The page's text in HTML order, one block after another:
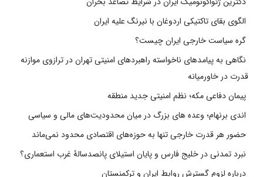
الگوی بقای تاکتیکی اردوغان با نیرنگ علیه ایران
گره سیاست خارجی ایران چیست؟
نگاهی به پیامدهای ناخواسته راهبردهای امنیتی تهران در ترازوی موازنه
قدرت در خاورمیانه
پیمان دفاعی مکه؛ نظم امنیتی جدید منطقه
اندی برنهام؛ وعده های بزرگ در میان محدودیت‌های مالی و سیاسی
حضور هر قدرت خارجی تنها به حوزه‌های اقتصادی محدود نمی‌ماند
نبرد تمدنی در خلیج فارس و پایان استیلای پانصدسالۀ غرب استعماری؟
درباره لزوم گسترش روابط ایران و ترکمنستان